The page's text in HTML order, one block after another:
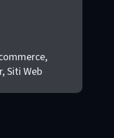
Siti Web